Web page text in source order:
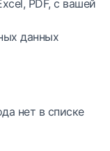
PDF, с вашей
данных
нет в списке